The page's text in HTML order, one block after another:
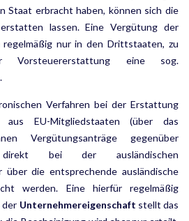
Staat erbracht haben, können sich die
lassen. Eine Vergütung der
nur in den Drittstaaten, zu
Vorsteuererstattung eine sog.
Verfahren bei der Erstattung
aus EU-Mitglied­staaten (über das
Vergütungsanträge gegenüber
bei der ausländischen
über die entsprechende ausländische
werden. Eine hierfür regelmäßig
der Unternehmereigenschaft stellt das